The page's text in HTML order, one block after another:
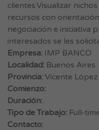
clientes.Visualizar
recursos con
negociación e iniciativa
interesados se les
Empresa: IMP BANCO
Localidad: Buenos Aires
Provincia: Vicente López
Comienzo:
Duración:
Tipo de Trabajo: Full-
Contacto: